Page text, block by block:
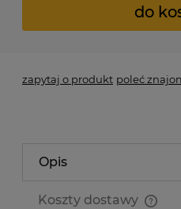
do
zapytaj o produkt poleć
Opis
Koszty dostawy